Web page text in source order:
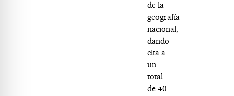
de la
geografía
nacional,
dando
cita a
un
total
de 40